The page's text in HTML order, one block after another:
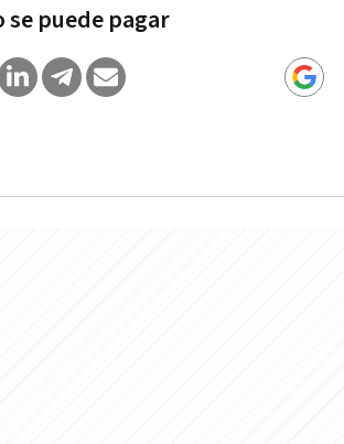
se puede pagar